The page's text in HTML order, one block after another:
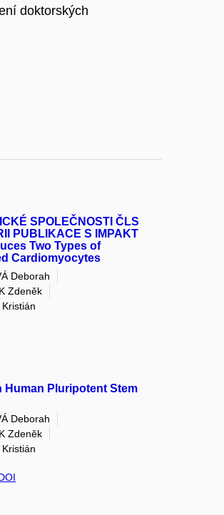
doktorských
SPOLEČNOSTI ČLS
PUBLIKACE S IMPAKT
Two Types of
Cardiomyocytes
Deborah
Zdeněk
Kristián
Pluripotent Stem
Deborah
Zdeněk
Kristián